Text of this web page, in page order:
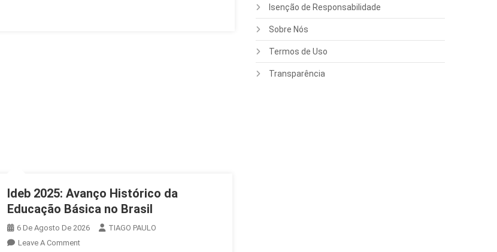
Ideb 2025: Avanço Histórico da
Educação Básica no Brasil
6 De Agosto De 2026
TIAGO PAULO
Leave A CommentOn
Isenção de Responsabilidade
Sobre Nós
Termos de Uso
Transparência